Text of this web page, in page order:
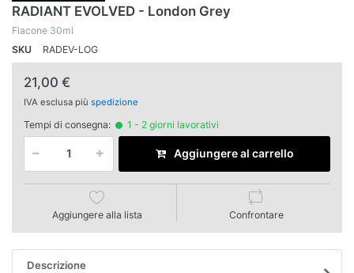
RADIANT EVOLVED - London Grey
Flacone 30ml
SKU
RADEV-LOG
21,00 €
IVA esclusa più spedizione
Tempi di consegna: 1 - 2 giorni lavorativi
Aggiungere al carrello
Aggiungere alla lista Confrontare
Descrizione